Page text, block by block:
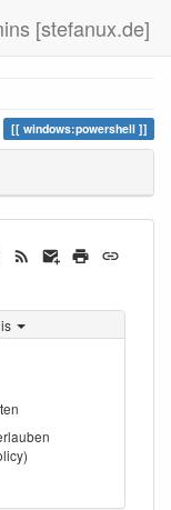
[stefanux.de]
windows:powershell